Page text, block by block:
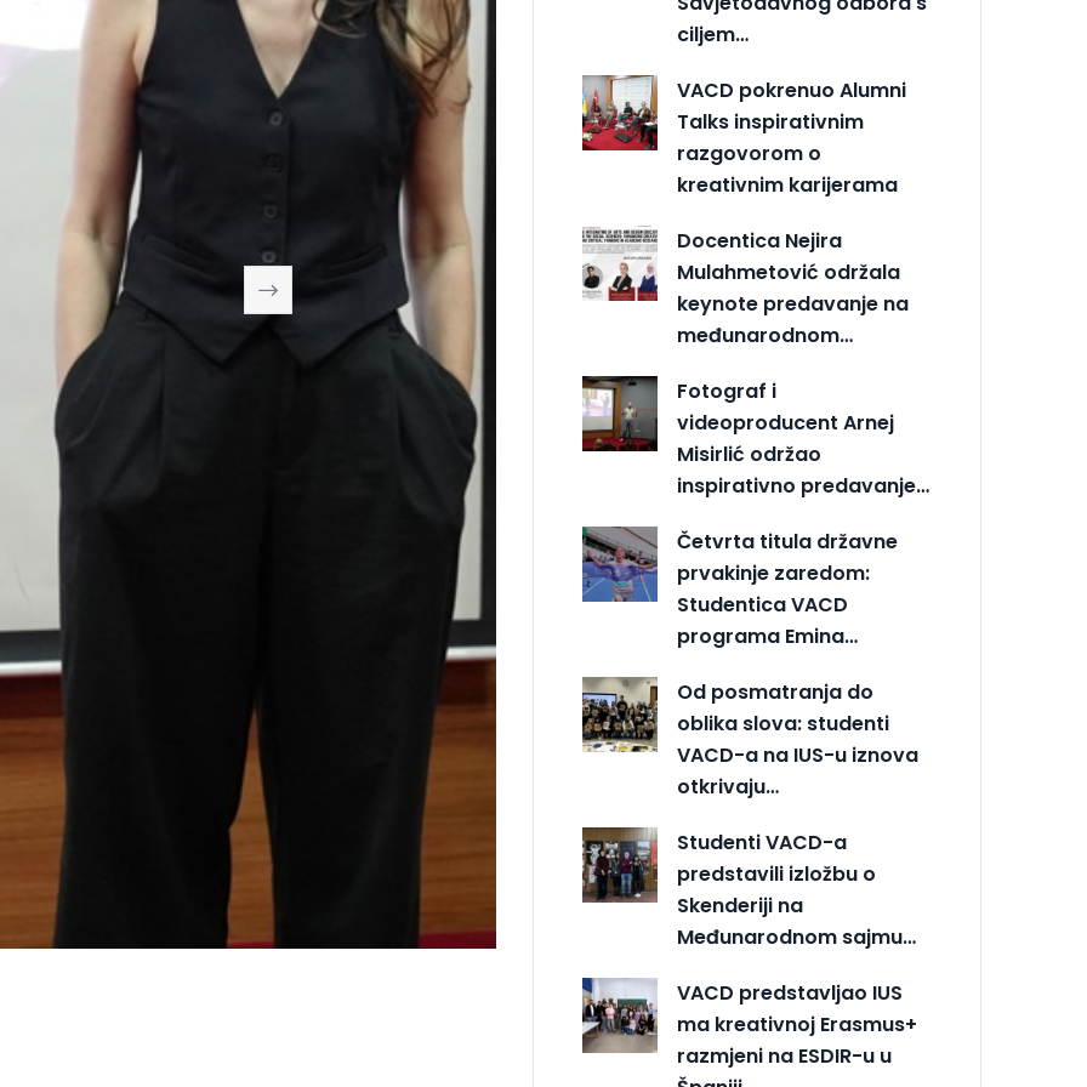
ciljem…
VACD pokrenuo Alumni
Talks inspirativnim
razgovorom o
kreativnim karijerama
Docentica Nejira
Mulahmetović održala
keynote predavanje na
međunarodnom…
Fotograf i
videoproducent Arnej
Misirlić održao
inspirativno predavanje…
Četvrta titula državne
prvakinje zaredom:
Studentica VACD
programa Emina…
Od posmatranja do
oblika slova: studenti
VACD-a na IUS-u iznova
otkrivaju…
Studenti VACD-a
predstavili izložbu o
Skenderiji na
Međunarodnom sajmu…
VACD predstavljao IUS
ma kreativnoj Erasmus+
razmjeni na ESDIR-u u